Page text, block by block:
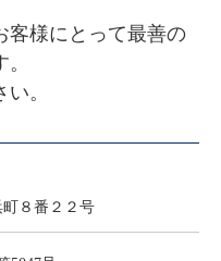
客様にとって最善の
。
町８番２２号